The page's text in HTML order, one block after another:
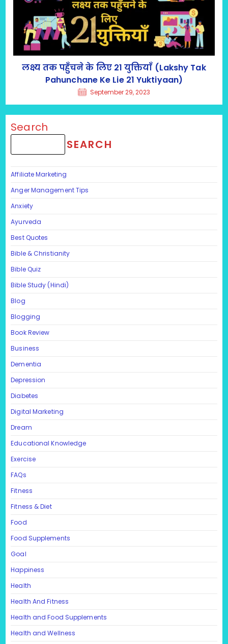
लक्ष्य तक पहुँचने के लिए 21 युक्तियाँ (Lakshy Tak
Pahunchane Ke Lie 21 Yuktiyaan)
September 29, 2023
Search
SEARCH
Affiliate Marketing
Anger Management Tips
Anxiety
Ayurveda
Best Quotes
Bible & Christianity
Bible Quiz
Bible Study (Hindi)
Blog
Blogging
Book Review
Business
Dementia
Depression
Diabetes
Digital Marketing
Dream
Educational Knowledge
Exercise
FAQs
Fitness
Fitness & Diet
Food
Food Supplements
Goal
Happiness
Health
Health And Fitness
Health and Food Supplements
Health and Wellness